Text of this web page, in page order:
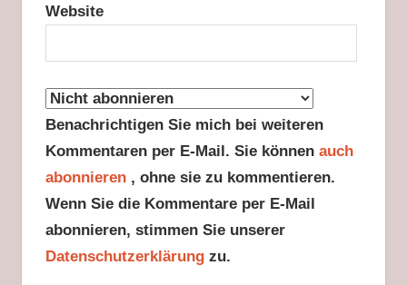
Website
Benachrichtigen Sie mich bei weiteren
Kommentaren per E-Mail. Sie können auch
abonnieren , ohne sie zu kommentieren.
Wenn Sie die Kommentare per E-Mail
abonnieren, stimmen Sie unserer
Datenschutzerklärungzu.